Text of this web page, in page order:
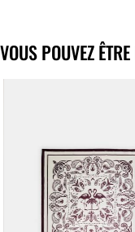
VOUS POUVEZ